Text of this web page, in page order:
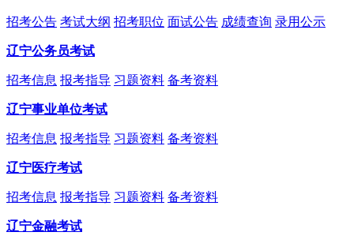
招考公告 考试大纲 招考职位 面试公告 成绩查询 录用公示
辽宁公务员考试
招考信息 报考指导 习题资料 备考资料
辽宁事业单位考试
招考信息 报考指导 习题资料 备考资料
辽宁医疗考试
招考信息 报考指导 习题资料 备考资料
辽宁金融考试